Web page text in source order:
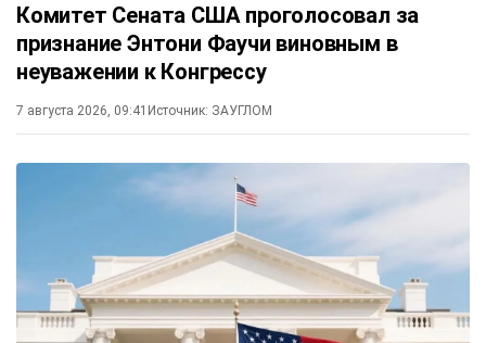
Комитет Сената США проголосовал за
признание Энтони Фаучи виновным в
неуважении к Конгрессу
7 августа 2026, 09:41 Источник: ЗАУГЛОМ